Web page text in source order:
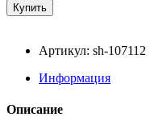
Артикул: sh-107112
Информация
Описание